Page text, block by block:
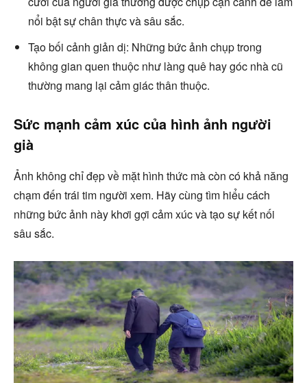
nổi bật sự chân thực và sâu sắc.
Tạo bối cảnh giản dị: Những bức ảnh chụp trong
không gian quen thuộc như làng quê hay góc nhà cũ
thường mang lại cảm giác thân thuộc.
Sức mạnh cảm xúc của hình ảnh người
già
Ảnh không chỉ đẹp về mặt hình thức mà còn có khả năng
chạm đến trái tim người xem. Hãy cùng tìm hiểu cách
những bức ảnh này khơi gợi cảm xúc và tạo sự kết nối
sâu sắc.